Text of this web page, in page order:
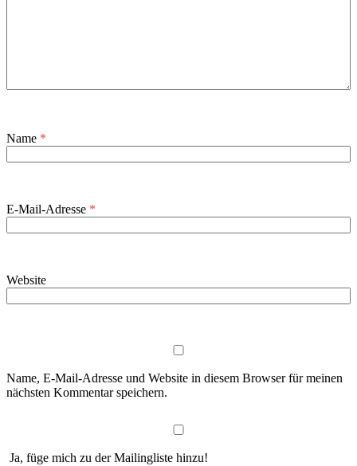
Name *
E-Mail-Adresse *
Website
Name, E-Mail-Adresse und Website in diesem Browser für meinen
nächsten Kommentar speichern.
Ja, füge mich zu der Mailingliste hinzu!